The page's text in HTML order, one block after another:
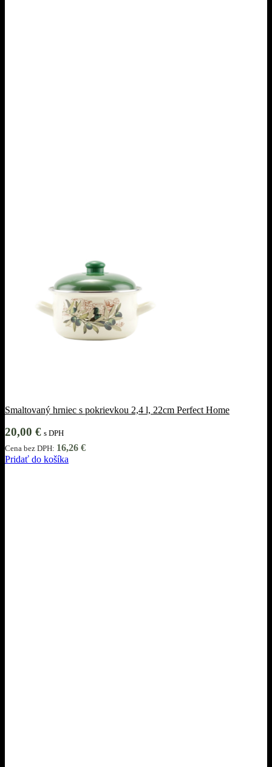
Smaltovaný hrniec s pokrievkou 2,4 l, 22cm Perfect Home
20,00 € s DPH
Cena bez DPH: 16,26 €
Pridať do košíka